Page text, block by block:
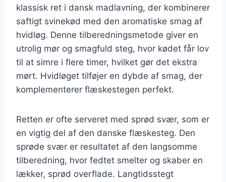
klassisk ret i dansk madlavning, der kombinerer
saftigt svinekød med den aromatiske smag af
hvidløg. Denne tilberedningsmetode giver en
utrolig mør og smagfuld steg, hvor kødet får lov
til at simre i flere timer, hvilket gør det ekstra
mørt. Hvidløget tilføjer en dybde af smag, der
komplementerer flæskestegen perfekt.
Retten er ofte serveret med sprød svær, som er
en vigtig del af den danske flæskesteg. Den
sprøde svær er resultatet af den langsomme
tilberedning, hvor fedtet smelter og skaber en
lækker, sprød overflade. Langtidsstegt